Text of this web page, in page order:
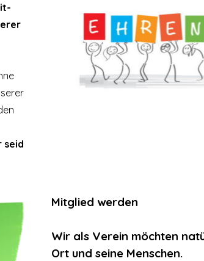
seid
Mitglied werden
Wir als Verein möchten
Ort und seine Menschen.